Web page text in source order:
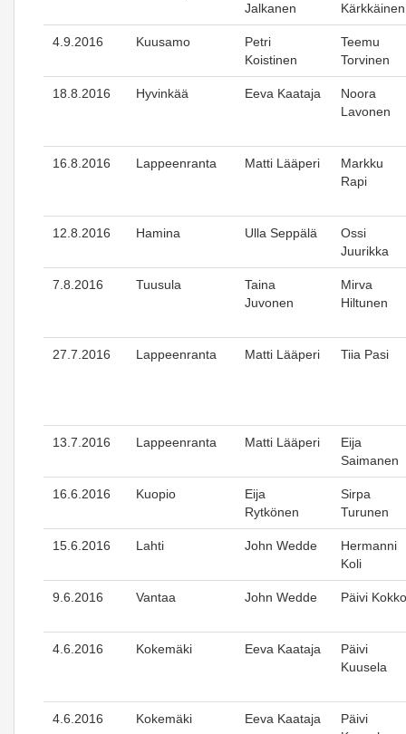
Jalkanen
Kärkkäinen
4.9.2016 Kuusamo
Petri
Koistinen
Teemu
Torvinen
18.8.2016 Hyvinkää Eeva Kaataja
Noora
Lavonen
16.8.2016 Lappeenranta Matti Lääperi
Markku
Rapi
12.8.2016 Hamina Ulla Seppälä
Ossi
Juurikka
7.8.2016 Tuusula
Taina
Juvonen
Mirva
Hiltunen
27.7.2016 Lappeenranta Matti Lääperi Tiia Pasi
13.7.2016 Lappeenranta Matti Lääperi
Eija
Saimanen
16.6.2016 Kuopio
Eija
Rytkönen
Sirpa
Turunen
15.6.2016 Lahti John Wedde
Hermanni
Koli
9.6.2016 Vantaa John Wedde Päivi Kokko
4.6.2016 Kokemäki Eeva Kaataja
Päivi
Kuusela
4.6.2016 Kokemäki Eeva Kaataja
Päivi